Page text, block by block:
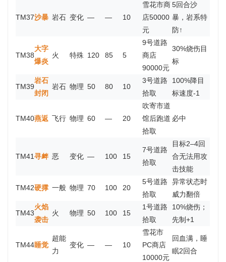
TM37沙暴 岩石 变化 — — 10
雪花市商
店50000
元
5回合沙
暴，岩系特
防↑
TM38
大字
爆炎
火 特殊 120 85 5
9号道路
商店
90000元
30%烧伤目
标
TM39
岩石
封闭
岩石 物理 50 80 10
3号道路
拾取
100%降目
标速度-1
TM40燕返 飞行 物理 60 — 20
吹寄市道
馆后跑道
拾取
必中
TM41寻衅 恶 变化 — 100 15
7号道路
拾取
目标2–4回
合无法用攻
击技能
TM42硬撑 一般 物理 70 100 20
5号道路
拾取
异常状态时
威力翻倍
TM43
火焰
袭击
火 物理 50 100 15
1号道路
拾取
10%烧伤；
先制+1
TM44睡觉
超能
力
变化 — — 10
雪花市
PC商店
10000元
回血满，睡
眠2回合